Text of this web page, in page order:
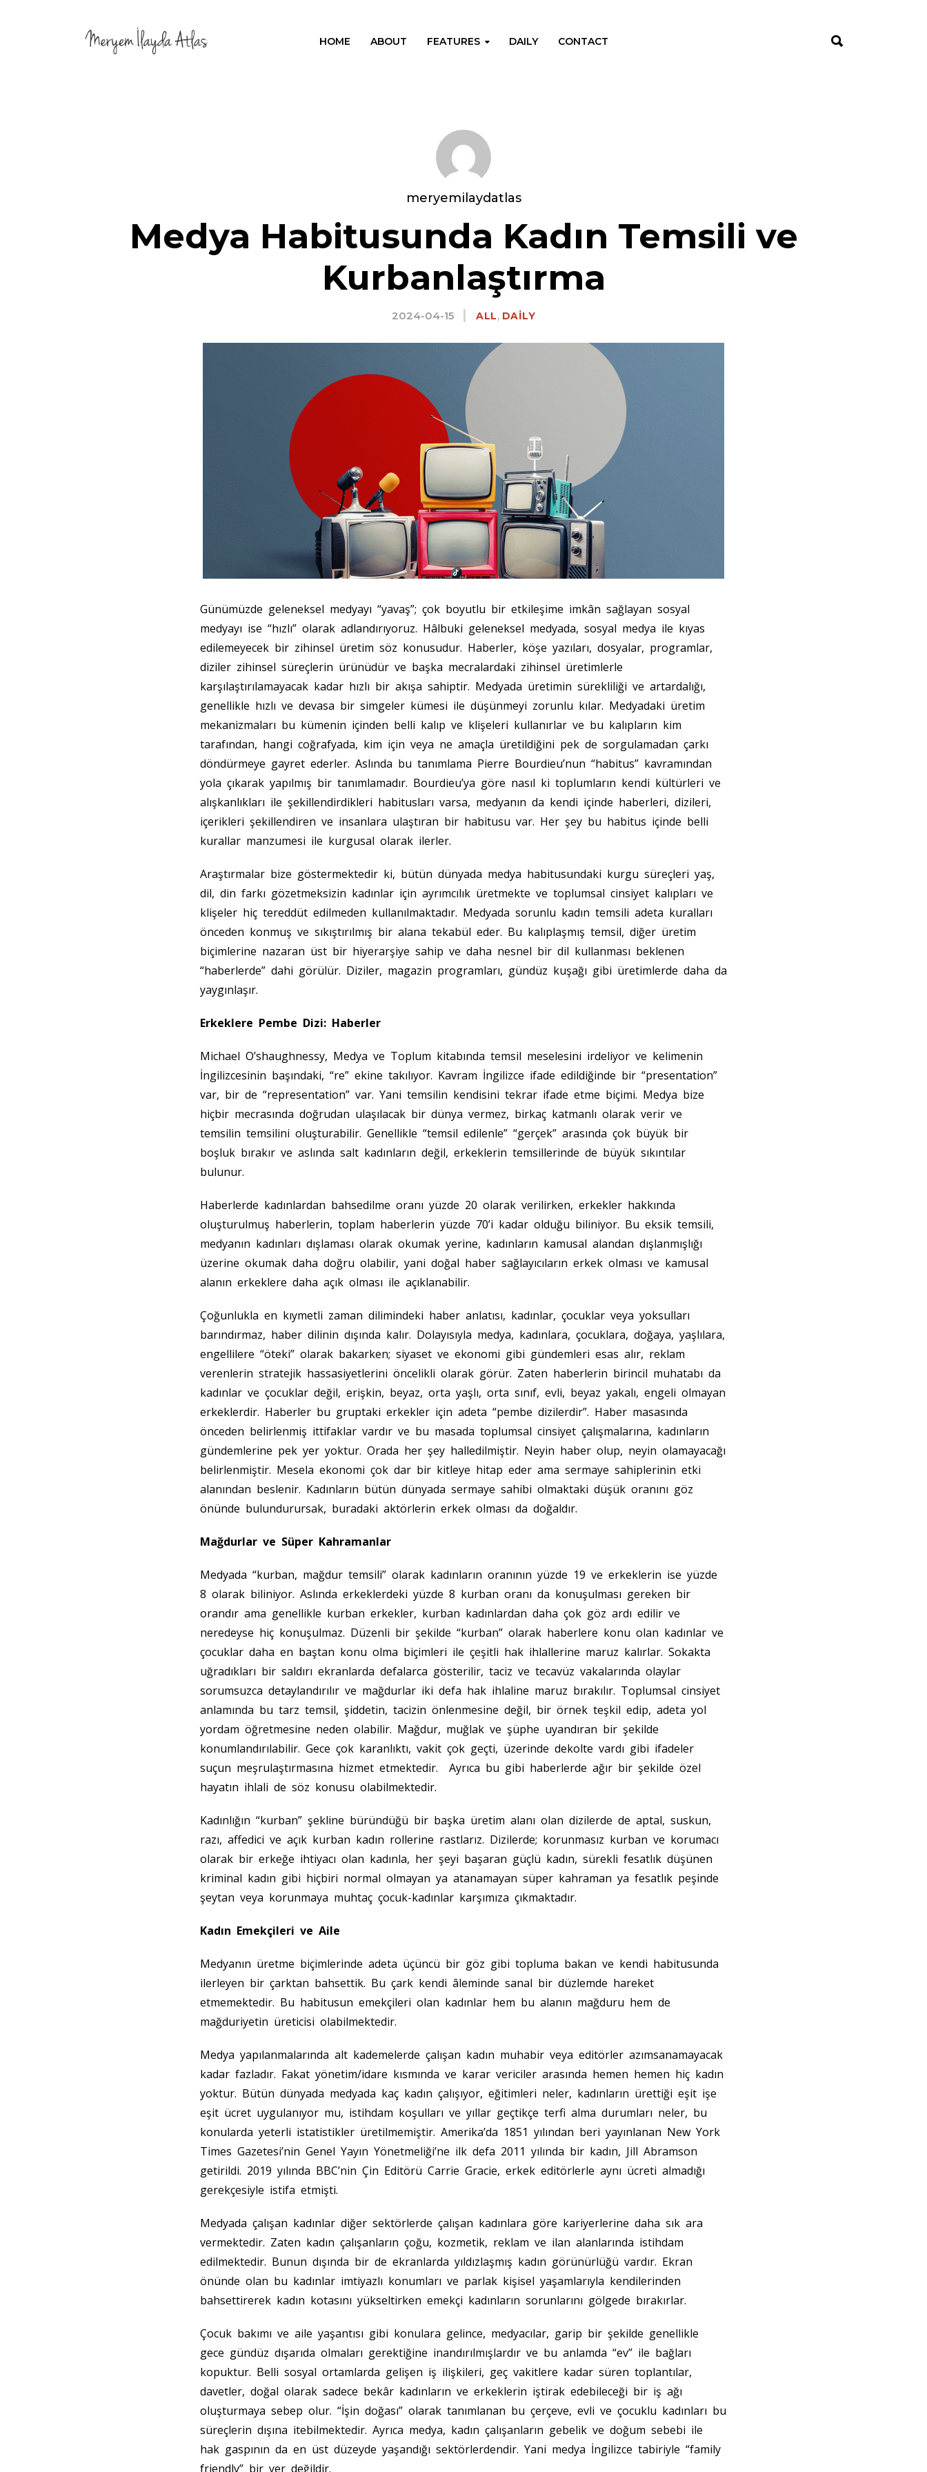
HOME ABOUT FEATURES DAILY CONTACT
meryemilaydatlas
Medya Habitusunda Kadın Temsili ve
Kurbanlaştırma
2024-04-15 ALL, DAILY
Günümüzde geleneksel medyayı “yavaş”; çok boyutlu bir etkileşime imkân sağlayan sosyal
medyayı ise “hızlı” olarak adlandırıyoruz. Hâlbuki geleneksel medyada, sosyal medya ile kıyas
edilemeyecek bir zihinsel üretim söz konusudur. Haberler, köşe yazıları, dosyalar, programlar,
diziler zihinsel süreçlerin ürünüdür ve başka mecralardaki zihinsel üretimlerle
karşılaştırılamayacak kadar hızlı bir akışa sahiptir. Medyada üretimin sürekliliği ve artardalığı,
genellikle hızlı ve devasa bir simgeler kümesi ile düşünmeyi zorunlu kılar. Medyadaki üretim
mekanizmaları bu kümenin içinden belli kalıp ve klişeleri kullanırlar ve bu kalıpların kim
tarafından, hangi coğrafyada, kim için veya ne amaçla üretildiğini pek de sorgulamadan çarkı
döndürmeye gayret ederler. Aslında bu tanımlama Pierre Bourdieu’nun “habitus” kavramından
yola çıkarak yapılmış bir tanımlamadır. Bourdieu’ya göre nasıl ki toplumların kendi kültürleri ve
alışkanlıkları ile şekillendirdikleri habitusları varsa, medyanın da kendi içinde haberleri, dizileri,
içerikleri şekillendiren ve insanlara ulaştıran bir habitusu var. Her şey bu habitus içinde belli
kurallar manzumesi ile kurgusal olarak ilerler.
Araştırmalar bize göstermektedir ki, bütün dünyada medya habitusundaki kurgu süreçleri yaş,
dil, din farkı gözetmeksizin kadınlar için ayrımcılık üretmekte ve toplumsal cinsiyet kalıpları ve
klişeler hiç tereddüt edilmeden kullanılmaktadır. Medyada sorunlu kadın temsili adeta kuralları
önceden konmuş ve sıkıştırılmış bir alana tekabül eder. Bu kalıplaşmış temsil, diğer üretim
biçimlerine nazaran üst bir hiyerarşiye sahip ve daha nesnel bir dil kullanması beklenen
“haberlerde” dahi görülür. Diziler, magazin programları, gündüz kuşağı gibi üretimlerde daha da
yaygınlaşır.
Erkeklere Pembe Dizi: Haberler
Michael O’shaughnessy, Medya ve Toplum kitabında temsil meselesini irdeliyor ve kelimenin
İngilizcesinin başındaki, “re” ekine takılıyor. Kavram İngilizce ifade edildiğinde bir “presentation”
var, bir de “representation” var. Yani temsilin kendisini tekrar ifade etme biçimi. Medya bize
hiçbir mecrasında doğrudan ulaşılacak bir dünya vermez, birkaç katmanlı olarak verir ve
temsilin temsilini oluşturabilir. Genellikle “temsil edilenle” “gerçek” arasında çok büyük bir
boşluk bırakır ve aslında salt kadınların değil, erkeklerin temsillerinde de büyük sıkıntılar
bulunur.
Haberlerde kadınlardan bahsedilme oranı yüzde 20 olarak verilirken, erkekler hakkında
oluşturulmuş haberlerin, toplam haberlerin yüzde 70’i kadar olduğu biliniyor. Bu eksik temsili,
medyanın kadınları dışlaması olarak okumak yerine, kadınların kamusal alandan dışlanmışlığı
üzerine okumak daha doğru olabilir, yani doğal haber sağlayıcıların erkek olması ve kamusal
alanın erkeklere daha açık olması ile açıklanabilir.
Çoğunlukla en kıymetli zaman dilimindeki haber anlatısı, kadınlar, çocuklar veya yoksulları
barındırmaz, haber dilinin dışında kalır. Dolayısıyla medya, kadınlara, çocuklara, doğaya, yaşlılara,
engellilere “öteki” olarak bakarken; siyaset ve ekonomi gibi gündemleri esas alır, reklam
verenlerin stratejik hassasiyetlerini öncelikli olarak görür. Zaten haberlerin birincil muhatabı da
kadınlar ve çocuklar değil, erişkin, beyaz, orta yaşlı, orta sınıf, evli, beyaz yakalı, engeli olmayan
erkeklerdir. Haberler bu gruptaki erkekler için adeta “pembe dizilerdir”. Haber masasında
önceden belirlenmiş ittifaklar vardır ve bu masada toplumsal cinsiyet çalışmalarına, kadınların
gündemlerine pek yer yoktur. Orada her şey halledilmiştir. Neyin haber olup, neyin olamayacağı
belirlenmiştir. Mesela ekonomi çok dar bir kitleye hitap eder ama sermaye sahiplerinin etki
alanından beslenir. Kadınların bütün dünyada sermaye sahibi olmaktaki düşük oranını göz
önünde bulundurursak, buradaki aktörlerin erkek olması da doğaldır.
Mağdurlar ve Süper Kahramanlar
Medyada “kurban, mağdur temsili” olarak kadınların oranının yüzde 19 ve erkeklerin ise yüzde
8 olarak biliniyor. Aslında erkeklerdeki yüzde 8 kurban oranı da konuşulması gereken bir
orandır ama genellikle kurban erkekler, kurban kadınlardan daha çok göz ardı edilir ve
neredeyse hiç konuşulmaz. Düzenli bir şekilde “kurban” olarak haberlere konu olan kadınlar ve
çocuklar daha en baştan konu olma biçimleri ile çeşitli hak ihlallerine maruz kalırlar. Sokakta
uğradıkları bir saldırı ekranlarda defalarca gösterilir, taciz ve tecavüz vakalarında olaylar
sorumsuzca detaylandırılır ve mağdurlar iki defa hak ihlaline maruz bırakılır. Toplumsal cinsiyet
anlamında bu tarz temsil, şiddetin, tacizin önlenmesine değil, bir örnek teşkil edip, adeta yol
yordam öğretmesine neden olabilir. Mağdur, muğlak ve şüphe uyandıran bir şekilde
konumlandırılabilir. Gece çok karanlıktı, vakit çok geçti, üzerinde dekolte vardı gibi ifadeler
suçun meşrulaştırmasına hizmet etmektedir. Ayrıca bu gibi haberlerde ağır bir şekilde özel
hayatın ihlali de söz konusu olabilmektedir.
Kadınlığın “kurban” şekline büründüğü bir başka üretim alanı olan dizilerde de aptal, suskun,
razı, affedici ve açık kurban kadın rollerine rastlarız. Dizilerde; korunmasız kurban ve korumacı
olarak bir erkeğe ihtiyacı olan kadınla, her şeyi başaran güçlü kadın, sürekli fesatlık düşünen
kriminal kadın gibi hiçbiri normal olmayan ya atanamayan süper kahraman ya fesatlık peşinde
şeytan veya korunmaya muhtaç çocuk-kadınlar karşımıza çıkmaktadır.
Kadın Emekçileri ve Aile
Medyanın üretme biçimlerinde adeta üçüncü bir göz gibi topluma bakan ve kendi habitusunda
ilerleyen bir çarktan bahsettik. Bu çark kendi âleminde sanal bir düzlemde hareket
etmemektedir. Bu habitusun emekçileri olan kadınlar hem bu alanın mağduru hem de
mağduriyetin üreticisi olabilmektedir.
Medya yapılanmalarında alt kademelerde çalışan kadın muhabir veya editörler azımsanamayacak
kadar fazladır. Fakat yönetim/idare kısmında ve karar vericiler arasında hemen hemen hiç kadın
yoktur. Bütün dünyada medyada kaç kadın çalışıyor, eğitimleri neler, kadınların ürettiği eşit işe
eşit ücret uygulanıyor mu, istihdam koşulları ve yıllar geçtikçe terfi alma durumları neler, bu
konularda yeterli istatistikler üretilmemiştir. Amerika’da 1851 yılından beri yayınlanan New York
Times Gazetesi’nin Genel Yayın Yönetmeliği’ne ilk defa 2011 yılında bir kadın, Jill Abramson
getirildi. 2019 yılında BBC’nin Çin Editörü Carrie Gracie, erkek editörlerle aynı ücreti almadığı
gerekçesiyle istifa etmişti.
Medyada çalışan kadınlar diğer sektörlerde çalışan kadınlara göre kariyerlerine daha sık ara
vermektedir. Zaten kadın çalışanların çoğu, kozmetik, reklam ve ilan alanlarında istihdam
edilmektedir. Bunun dışında bir de ekranlarda yıldızlaşmış kadın görünürlüğü vardır. Ekran
önünde olan bu kadınlar imtiyazlı konumları ve parlak kişisel yaşamlarıyla kendilerinden
bahsettirerek kadın kotasını yükseltirken emekçi kadınların sorunlarını gölgede bırakırlar.
Çocuk bakımı ve aile yaşantısı gibi konulara gelince, medyacılar, garip bir şekilde genellikle
gece gündüz dışarıda olmaları gerektiğine inandırılmışlardır ve bu anlamda “ev” ile bağları
kopuktur. Belli sosyal ortamlarda gelişen iş ilişkileri, geç vakitlere kadar süren toplantılar,
davetler, doğal olarak sadece bekâr kadınların ve erkeklerin iştirak edebileceği bir iş ağı
oluşturmaya sebep olur. “İşin doğası” olarak tanımlanan bu çerçeve, evli ve çocuklu kadınları bu
süreçlerin dışına itebilmektedir. Ayrıca medya, kadın çalışanların gebelik ve doğum sebebi ile
hak gaspının da en üst düzeyde yaşandığı sektörlerdendir. Yani medya İngilizce tabiriyle “family
friendly” bir yer değildir.